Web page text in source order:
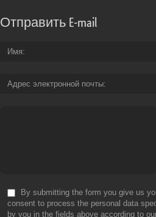
Отправить E-mail
Имя
Адрес электронной почты
By submitting the form you give us
consent to process the personal data
by you in the fields above according to